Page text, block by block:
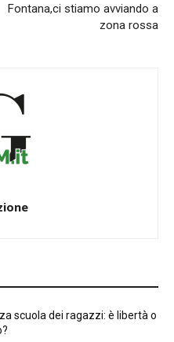
Fontana,ci stiamo avviando a
zona rossa
scuola dei ragazzi: è libertà o